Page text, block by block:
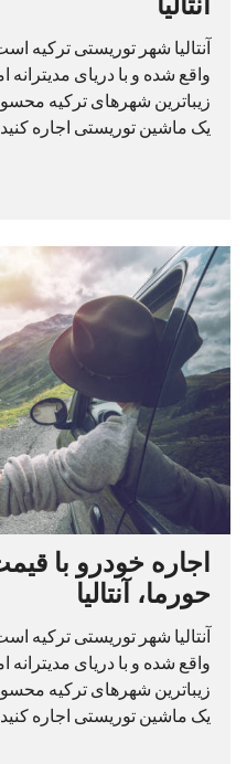
آنتالیا شهر توریستی ترکیه
واقع شده و با دریای مدیترانه
زیباترین شهرهای ترکیه
یک ماشین توریستی اجاره
اجاره خودرو با
حورما، آنتالیا
آنتالیا شهر توریستی ترکیه
واقع شده و با دریای مدیترانه
زیباترین شهرهای ترکیه
یک ماشین توریستی اجاره